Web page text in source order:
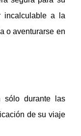
incalculable a la
o aventurarse en
sólo durante las
de su viaje